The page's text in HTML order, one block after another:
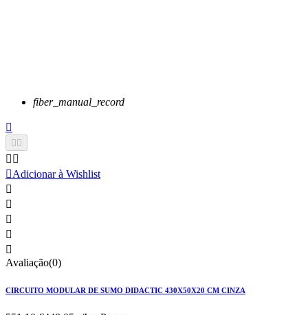
fiber_manual_record

 
 
Adicionar à Wishlist





Avaliação(0)
CIRCUITO MODULAR DE SUMO DIDACTIC 430X50X20 CM CINZA